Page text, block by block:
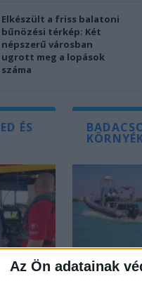
Az Ön adatainak
Elkészült a friss balatoni
bűnözési térkép: Két
népszerű városban
ugrott meg a lopások
száma
ÉS